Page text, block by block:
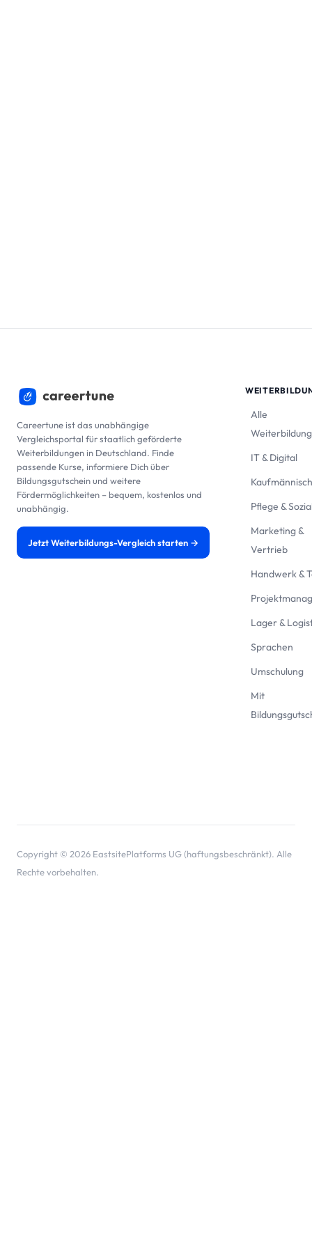
Careertune ist das unabhängige
Vergleichsportal für staatlich geförderte
Weiterbildungen in Deutschland. Finde
passende Kurse, informiere Dich über
Bildungsgutschein und weitere
Fördermöglichkeiten – bequem, kostenlos und
unabhängig.
Jetzt Weiterbildungs-Vergleich starten →
Alle
IT & Digital
Kaufmännisch
Pflege &
Marketing &
Vertrieb
Handwerk &
Lager &
Sprachen
Umschulung
Mit
Copyright © 2026 EastsitePlatforms UG (haftungsbeschränkt). Alle
Rechte vorbehalten.